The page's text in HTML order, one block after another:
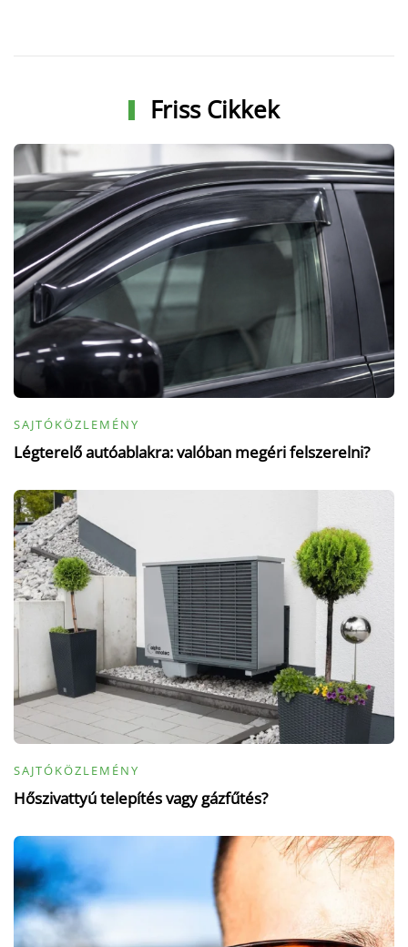
Friss Cikkek
SAJTÓKÖZLEMÉNY
Légterelő autóablakra: valóban megéri felszerelni?
SAJTÓKÖZLEMÉNY
Hőszivattyú telepítés vagy gázfűtés?